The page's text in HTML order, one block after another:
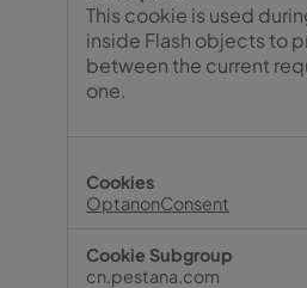
This cookie is used
inside Flash objects to
between the current
one.
OptanonConsent
cn.pestana.com